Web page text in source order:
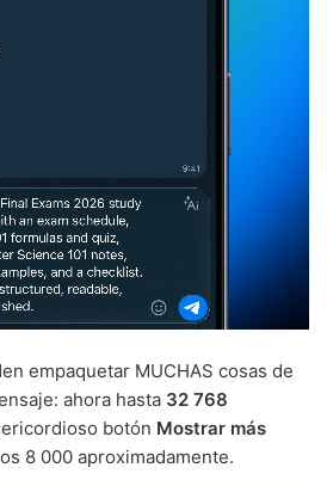
empaquetar MUCHAS cosas de
ahora hasta 32 768
botón Mostrar más
8 000 aproximadamente.